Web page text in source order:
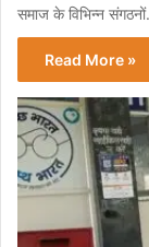
समाज के विभिन्न
Read More »